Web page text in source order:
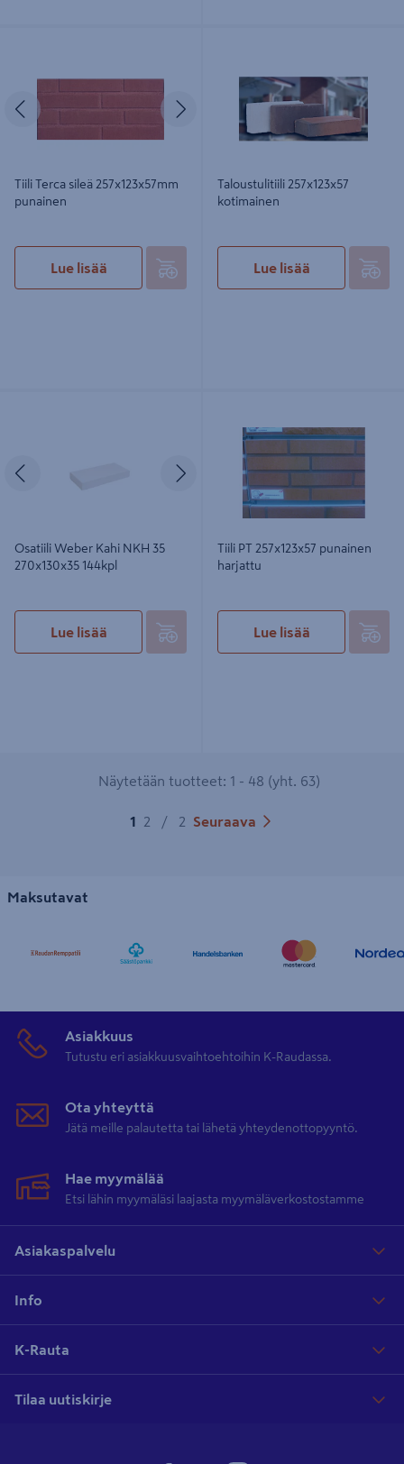
Edellinen Seuraava
Tiili Terca sileä 257x123x57mm
punainen
Lue lisää
Taloustulitiili 257x123x57
kotimainen
Lue lisää
Seuraava
Osatiili Weber Kahi NKH 35
270x130x35 144kpl
Lue lisää
Tiili PT 257x123x57 punainen
harjattu
Lue lisää
Näytetään tuotteet: 1 - 48 (yht. 63)
1 2 / 2 Seuraava
Maksutavat
Asiakkuus
Tutustu eri asiakkuusvaihtoehtoihin K-Raudassa.
Ota yhteyttä
Jätä meille palautetta tai lähetä yhteydenottopyyntö.
Hae myymälää
Etsi lähin myymäläsi laajasta myymäläverkostostamme
Asiakaspalvelu
Info
K-Rauta
Tilaa uutiskirje